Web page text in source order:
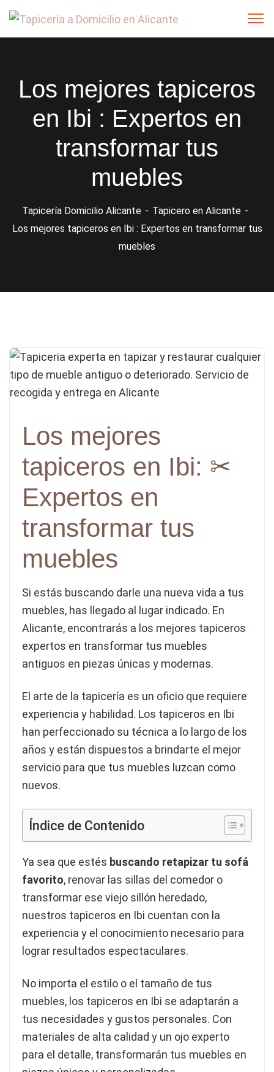
Los mejores tapiceros
en Ibi : Expertos en
transformar tus
muebles
Tapicería Domicilio Alicante
Tapicero en Alicante
Los mejores tapiceros en Ibi : Expertos en transformar tus
muebles
Los mejores
tapiceros en Ibi: ✂
Expertos en
transformar tus
muebles
Si estás buscando darle una nueva vida a tus
muebles, has llegado al lugar indicado. En
Alicante, encontrarás a los mejores tapiceros
expertos en transformar tus muebles
antiguos en piezas únicas y modernas.
El arte de la tapicería es un oficio que requiere
experiencia y habilidad. Los tapiceros en Ibi
han perfeccionado su técnica a lo largo de los
años y están dispuestos a brindarte el mejor
servicio para que tus muebles luzcan como
nuevos.
Índice de Contenido
Ya sea que estés buscando retapizar tu sofá
favorito, renovar las sillas del comedor o
transformar ese viejo sillón heredado,
nuestros tapiceros en Ibi cuentan con la
experiencia y el conocimiento necesario para
lograr resultados espectaculares.
No importa el estilo o el tamaño de tus
muebles, los tapiceros en Ibi se adaptarán a
tus necesidades y gustos personales. Con
materiales de alta calidad y un ojo experto
para el detalle, transformarán tus muebles en